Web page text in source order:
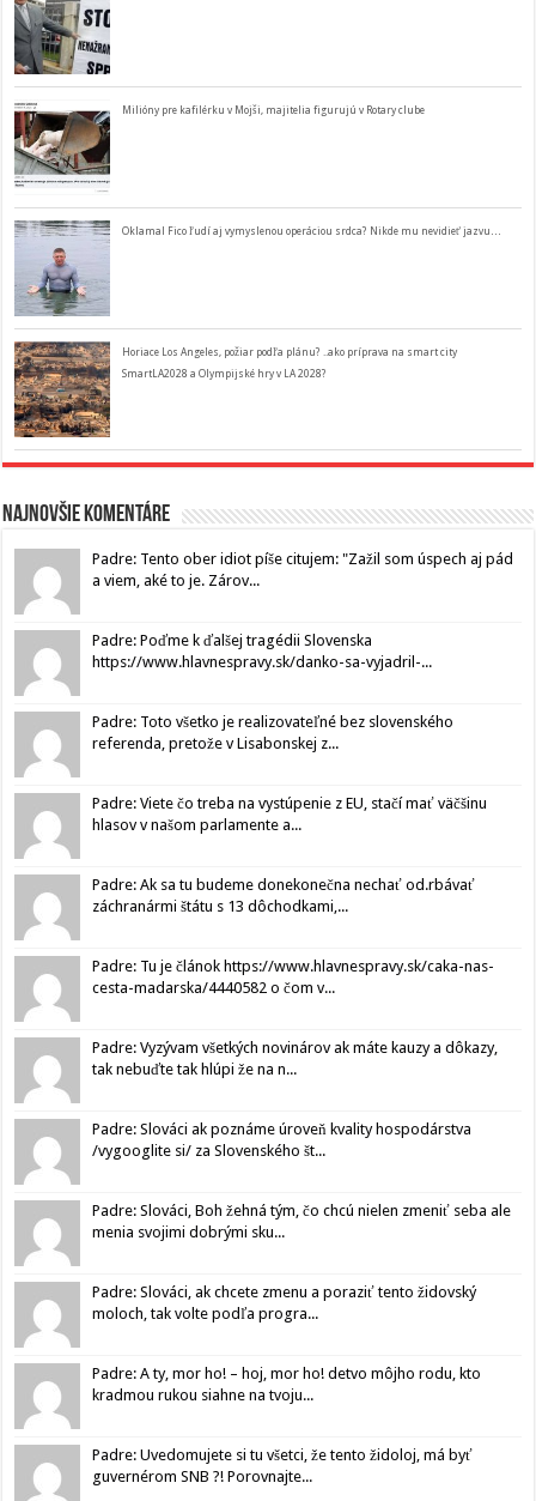
Milióny pre kafilérku v Mojši, majitelia figurujú v Rotary clube
Oklamal Fico ľudí aj vymyslenou operáciou srdca? Nikde mu nevidieť jazvu…
Horiace Los Angeles, požiar podľa plánu? ..ako príprava na smart city
SmartLA2028 a Olympijské hry v LA 2028?
Najnovšie komentáre
Padre: Tento ober idiot píše citujem: "Zažil som úspech aj pád
a viem, aké to je. Zárov...
Padre: Poďme k ďalšej tragédii Slovenska
https://www.hlavnespravy.sk/danko-sa-vyjadril-...
Padre: Toto všetko je realizovateľné bez slovenského
referenda, pretože v Lisabonskej z...
Padre: Viete čo treba na vystúpenie z EU, stačí mať väčšinu
hlasov v našom parlamente a...
Padre: Ak sa tu budeme donekonečna nechať od.rbávať
záchranármi štátu s 13 dôchodkami,...
Padre: Tu je článok https://www.hlavnespravy.sk/caka-nas-
cesta-madarska/4440582 o čom v...
Padre: Vyzývam všetkých novinárov ak máte kauzy a dôkazy,
tak nebuďte tak hlúpi že na n...
Padre: Slováci ak poznáme úroveň kvality hospodárstva
/vygooglite si/ za Slovenského št...
Padre: Slováci, Boh žehná tým, čo chcú nielen zmeniť seba ale
menia svojimi dobrými sku...
Padre: Slováci, ak chcete zmenu a poraziť tento židovský
moloch, tak volte podľa progra...
Padre: A ty, mor ho! – hoj, mor ho! detvo môjho rodu, kto
kradmou rukou siahne na tvoju...
Padre: Uvedomujete si tu všetci, že tento židoloj, má byť
guvernérom SNB ?! Porovnajte...